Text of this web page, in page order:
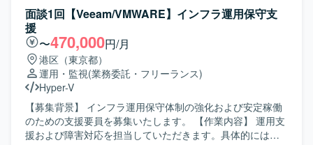
力】 中央省庁向けの中・大規模ネットワークインフラ案件
にリードSEとして参画できるため、社会的インパクトの大
きいプロジェクトに裁量を持って関わることができます。
要件定義から設計・構築・移行まで一連の工程に携わるこ
とで、ネットワークおよびインフラ領域の経験を広く深く
積むことができます。 【開発環境】 中・大規模ネットワー
ク環境（SD-WAN、GSS等）およびオンプレミスと各種ク
ラウドを組み合わせたハイブリッドインフラ環境での設
計・構築・移行を行います。
ジェクトにおけるサーバ構築作業を担当します。 チームメ
ンバーや関係者とのコミュニケーションおよび調整を行い
ます。 AD、Zabbix、バックアップ&レプリケーション、ネ
ットワーク、運用スクリプト対応などに関する業務を行う
場合があります。 【求める人物像】 中〜大規模なインフラ
構築プロジェクトに主体的に取り組み、チームメンバーや
関係者と円滑にコミュニケーションが取れる方を求めてい
ます。 【ポジションの魅力】 中〜大規模インフラ構築プロ
ジェクトに参画し、OSや仮想化基盤の設計・構築に深く携
わることで、インフラエンジニアとしてのスキルを高めて
面談1回【Veeam/VMWARE】インフラ運用保守支
援
〜470,000円/月
港区（東京都）
運用・監視(業務委託・フリーランス)
Hyper-V
【募集背景】 インフラ運用保守体制の強化および安定稼働
のための支援要員を募集いたします。 【作業内容】 運用支
援および障害対応を担当していただきます。具体的には、